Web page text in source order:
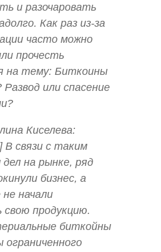
и разочаровать
Как раз из-за
часто можно
прочесть
на тему: Биткоины
или спасение
Киселева:
В связи с таким
на рынке, ряд
бизнес, а
не начали
продукцию.
биткойны